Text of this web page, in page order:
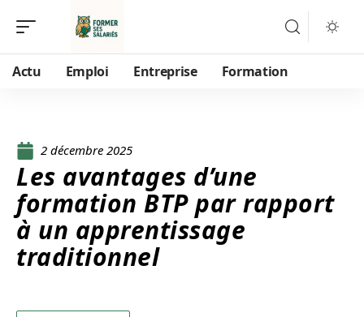
Actu Emploi Entreprise Formation
2 décembre 2025
Les avantages d’une
formation BTP par rapport
à un apprentissage
traditionnel